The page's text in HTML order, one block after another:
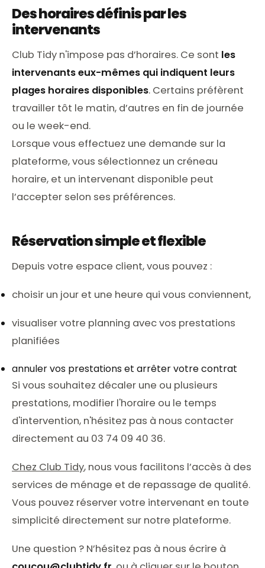
Des horaires définis par les
intervenants
Club Tidy n'impose pas d’horaires. Ce sont les
intervenants eux-mêmes qui indiquent leurs
plages horaires disponibles. Certains préfèrent
travailler tôt le matin, d’autres en fin de journée
ou le week-end.
Lorsque vous effectuez une demande sur la
plateforme, vous sélectionnez un créneau
horaire, et un intervenant disponible peut
l’accepter selon ses préférences.
Réservation simple et flexible
Depuis votre espace client, vous pouvez :
choisir un jour et une heure qui vous conviennent,
visualiser votre planning avec vos prestations
planifiées
annuler vos prestations et arrêter votre contrat
Si vous souhaitez décaler une ou plusieurs
prestations, modifier l'horaire ou le temps
d'intervention, n'hésitez pas à nous contacter
directement au 03 74 09 40 36.
Chez Club Tidy, nous vous facilitons l’accès à des
services de ménage et de repassage de qualité.
Vous pouvez réserver votre intervenant en toute
simplicité directement sur notre plateforme.
Une question ? N’hésitez pas à nous écrire à